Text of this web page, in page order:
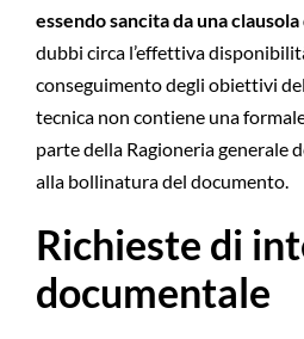
essendo sancita da una
dubbi circa l’effettiva
conseguimento degli obiettivi
tecnica non contiene una
parte della Ragioneria generale
alla bollinatura del documento.
Richieste di
documentale